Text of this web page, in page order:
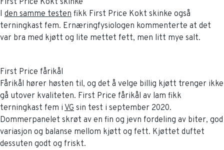
First Price Kokt skinke
I den samme testen fikk First Price Kokt skinke også
terningkast fem. Ernæringfysiologen kommenterte at det
var bra med kjøtt og lite mettet fett, men litt mye salt.
First Price fårikål
Fårikål hører høsten til, og det å velge billig kjøtt trenger ikke
gå utover kvaliteten. First Price fårikål av lam fikk
terningkast fem i VG sin test i september 2020.
Dommerpanelet skrøt av en fin og jevn fordeling av biter, god
variasjon og balanse mellom kjøtt og fett. Kjøttet duftet
dessuten godt og friskt.